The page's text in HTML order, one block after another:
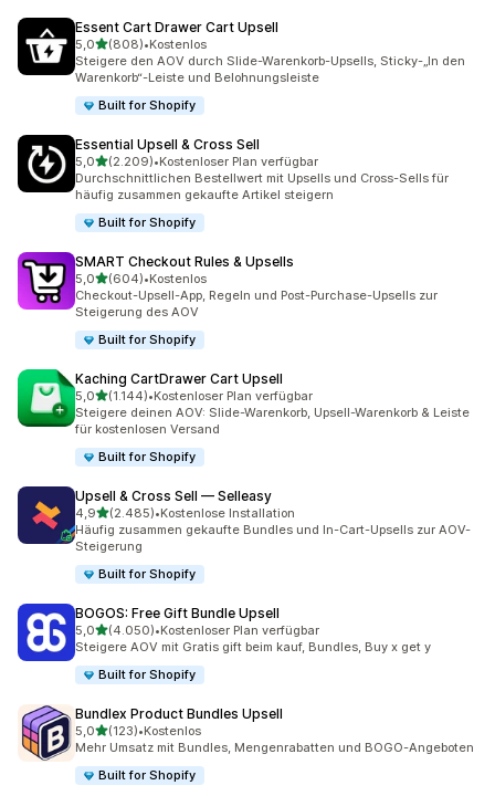
Essent Cart Drawer Cart Upsell
5,0von 5 Sternen
(808)
808 Rezensionen insgesamt
•Kostenlos
Steigere den AOV durch Slide-Warenkorb-Upsells, Sticky-„In den
Warenkorb“-Leiste und Belohnungsleiste
Built for Shopify
Essential Upsell & Cross Sell
5,0von 5 Sternen
(2.209)
2209 Rezensionen insgesamt
•Kostenloser Plan verfügbar
Durchschnittlichen Bestellwert mit Upsells und Cross-Sells für
häufig zusammen gekaufte Artikel steigern
Built for Shopify
SMART Checkout Rules & Upsells
5,0von 5 Sternen
(604)
604 Rezensionen insgesamt
•Kostenlos
Checkout-Upsell-App, Regeln und Post-Purchase-Upsells zur
Steigerung des AOV
Built for Shopify
Kaching CartDrawer Cart Upsell
5,0von 5 Sternen
(1.144)
1144 Rezensionen insgesamt
•Kostenloser Plan verfügbar
Steigere deinen AOV: Slide-Warenkorb, Upsell-Warenkorb & Leiste
für kostenlosen Versand
Built for Shopify
Upsell & Cross Sell — Selleasy
4,9von 5 Sternen
(2.485)
2485 Rezensionen insgesamt
•Kostenlose Installation
Häufig zusammen gekaufte Bundles und In-Cart-Upsells zur AOV-
Steigerung
Built for Shopify
BOGOS: Free Gift Bundle Upsell
5,0von 5 Sternen
(4.050)
4050 Rezensionen insgesamt
•Kostenloser Plan verfügbar
Steigere AOV mit Gratis gift beim kauf, Bundles, Buy x get y
Built for Shopify
Bundlex Product Bundles Upsell
5,0von 5 Sternen
(123)
123 Rezensionen insgesamt
•Kostenlos
Mehr Umsatz mit Bundles, Mengenrabatten und BOGO-Angeboten
Built for Shopify